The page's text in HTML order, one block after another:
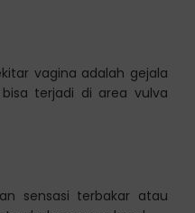
vagina adalah gejala
terjadi di area vulva
sensasi terbakar atau